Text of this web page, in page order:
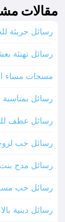
مقالات
رسائل جريئة
رسائل تهنئة
مسجات مساء
رسائل بمناسبة
رسائل عطف
رسائل حب
رسائل مدح
رسائل حب
رسائل دينية